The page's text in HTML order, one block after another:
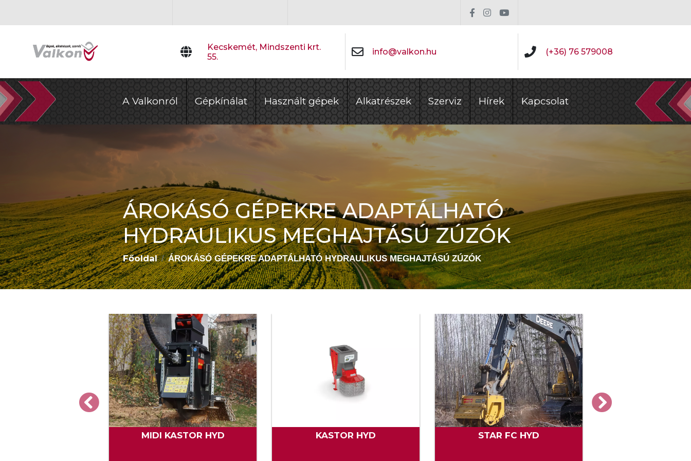
Kecskemét, Mindszenti krt.
55.
info@valkon.hu (+36) 76 579008
A Valkonról Gépkínálat Használt gépek Alkatrészek Szerviz Hírek Kapcsolat
ÁROKÁSÓ GÉPEKRE ADAPTÁLHATÓ
HYDRAULIKUS MEGHAJTÁSÚ ZÚZÓK
Főoldal ÁROKÁSÓ GÉPEKRE ADAPTÁLHATÓ HYDRAULIKUS MEGHAJTÁSÚ ZÚZÓK
MIDI KASTOR HYD KASTOR HYD STAR FC HYD